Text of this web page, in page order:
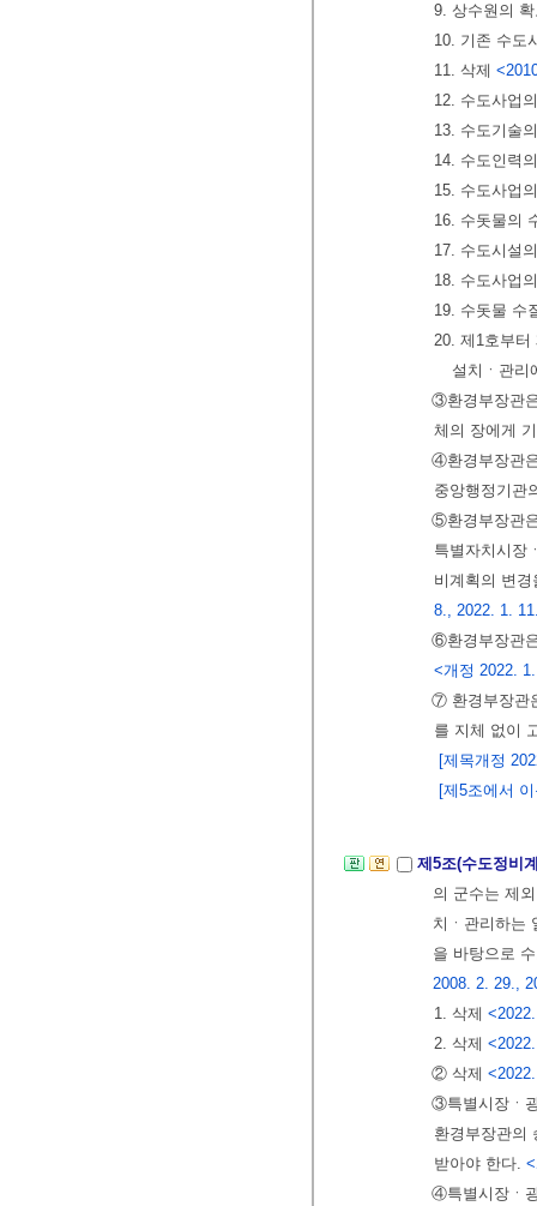
9. 상수원의
10. 기존 수도
11. 삭제
12. 수도사업
13. 수도기술
14. 수도인력
15. 수도사업
16. 수돗물의
17. 수도시설
18. 수도사업
19. 수돗물 수
20. 제1호부터
설치ㆍ관리
③환경부장관
체의 장에게
④환경부장관
중앙행정기관
⑤환경부장관
특별자치시장
비계획의 변
8., 2022. 1.
⑥환경부장관
<개정 2022.
⑦ 환경부장관
를 지체 없이
[제목개정
[제5조에서
제5조(수도정비
의 군수는 제
치ㆍ관리하는
을 바탕으로
2008. 2. 29.,
1. 삭제
2. 삭제
② 삭제
③특별시장ㆍ
환경부장관의
받아야 한다.
④특별시장ㆍ